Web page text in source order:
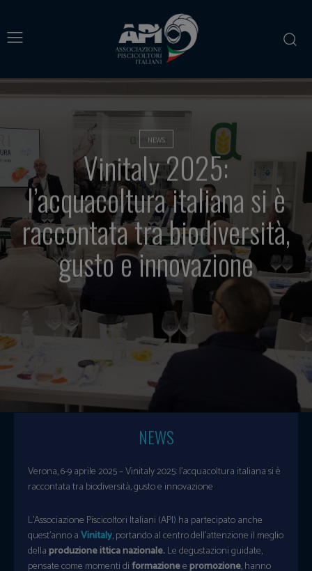
NEWS
Vinitaly 2025:
l’acquacoltura italiana si è
raccontata tra biodiversità,
gusto e innovazione
NEWS
Verona, 6-9 aprile 2025 – Vinitaly 2025: l’acquacoltura italiana si è
raccontata tra biodiversità, gusto e innovazione
L’Associazione Piscicoltori Italiani (API) ha partecipato anche
quest’anno aVinitaly, portando al centro dell’attenzione il meglio
dellaproduzione ittica nazionale.Le degustazioni guidate,
pensate come momenti diformazioneepromozione, hanno